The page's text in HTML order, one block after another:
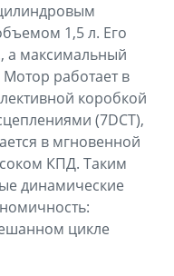
1,5 л. Его
а максимальный
работает в
коробкой
(7DCT),
в мгновенной
КПД. Таким
динамические
цикле